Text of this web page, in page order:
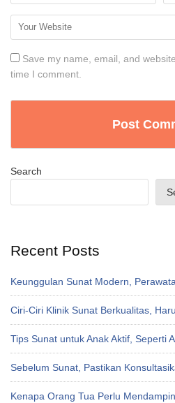
Save my name, email, and
time I comment.
Search
Recent Posts
Keunggulan Sunat Modern,
Ciri-Ciri Klinik Sunat Berkualitas,
Tips Sunat untuk Anak Aktif, Seperti
Sebelum Sunat, Pastikan
Kenapa Orang Tua Perlu